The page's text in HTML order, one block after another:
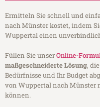
Ermitteln Sie schnell und
nach Münster kostet, indem
Wuppertal einen
Füllen Sie unserOnline-
maßgeschneiderte Lösung,
Bedürfnisse und Ihr Budget
von Wuppertal nach Münster
können.